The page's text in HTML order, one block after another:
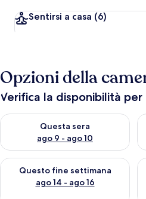
Sentirsi a casa (6)
Opzioni della
Verifica la disponibilità
Questa sera
ago 9 - ago 10
Verifica la disponibilità per questa
Questo fine settimana
ago 14 - ago 16
Verifica la disponibilità per